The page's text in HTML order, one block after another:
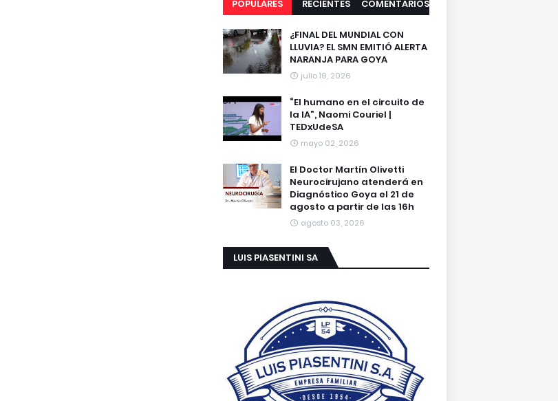
POPULARES RECIENTES COMENTARIOS
¿FINAL DEL MUNDIAL CON
LLUVIA? EL SMN EMITIÓ ALERTA
NARANJA PARA GOYA
julio 19, 2026
“El humano en el circuito de
la IA”, Naomi Couriel |
TEDxUdeSA
mayo 02, 2026
El Doctor Martín Olivetti
Neurocirujano atenderá en
Diagnóstico Goya el 21 de
agosto a partir de las 16h
agosto 03, 2026
LUIS PIASENTINI SA